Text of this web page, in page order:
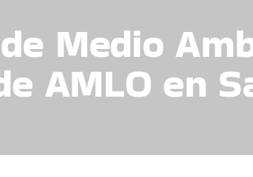
Medio
AMLO en